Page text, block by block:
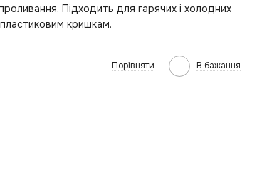
Підходить для гарячих і холодних
кришкам.
Порівняти В бажання